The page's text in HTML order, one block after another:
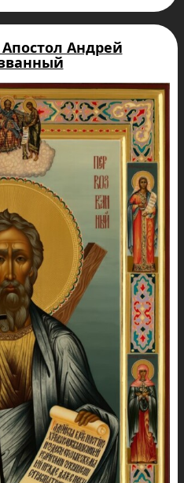
Андрей